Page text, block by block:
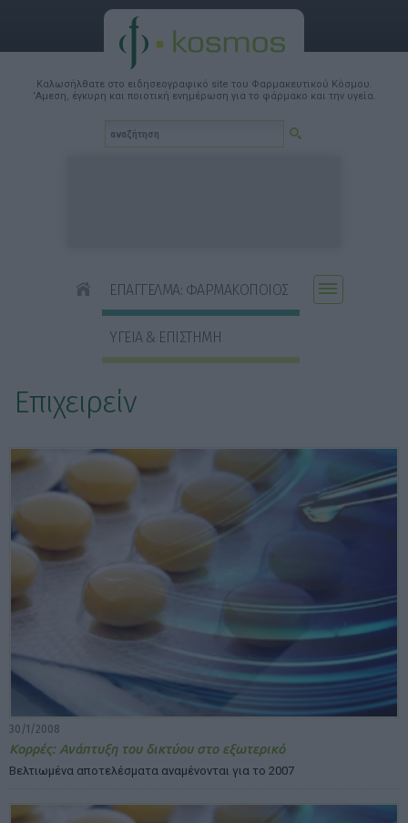
Καλωσήλθατε στο ειδησεογραφικό site του Φαρμακευτικού Κόσμου.
'Αμεση, έγκυρη και ποιοτική ενημέρωση για το φάρμακο και την υγεία.
ΕΠΑΓΓΕΛΜΑ: ΦΑΡΜΑΚΟΠΟΙΟΣ
ΥΓΕΙΑ & ΕΠΙΣΤΗΜΗ
Επιχειρείν
30/1/2008
Κορρές: Ανάπτυξη του δικτύου στο εξωτερικό
Βελτιωμένα αποτελέσματα αναμένονται για το 2007